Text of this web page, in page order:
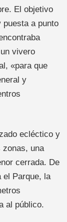
El objetivo
a punto
vivero
«para que
y
ecléctico y
zonas, una
cerrada. De
el Parque, la
al público.